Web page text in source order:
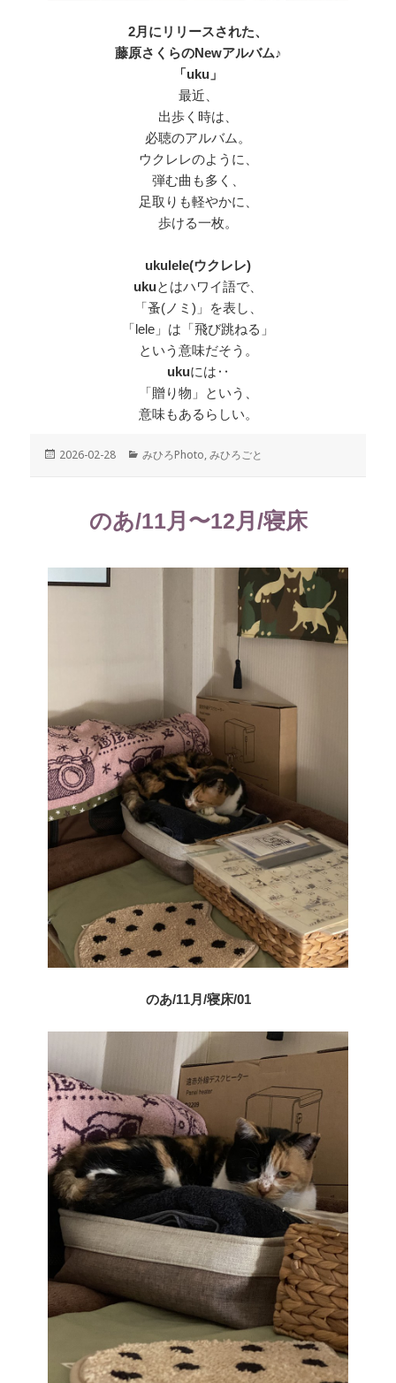
2月にリリースされた、
藤原さくらのNewアルバム♪
「uku」
最近、
出歩く時は、
必聴のアルバム。
ウクレレのように、
弾む曲も多く、
足取りも軽やかに、
歩ける一枚。
ukulele(ウクレレ)
ukuとはハワイ語で、
「蚤(ノミ)」を表し、
「lele」は「飛び跳ねる」
という意味だそう。
ukuには‥
「贈り物」という、
意味もあるらしい。
投
2026-02-28
カ
ー
みひろPhoto,みひろごと
のあ/11月〜12月/寝床
のあ/11月/寝床/01